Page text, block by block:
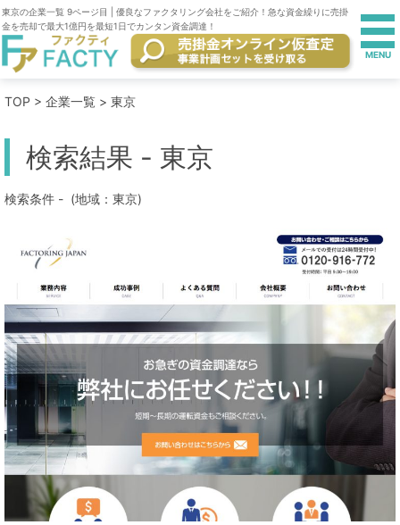
東京の企業一覧 9ページ目 | 優良なファクタリング会社をご紹介！急な資金繰りに売掛
金を売却で最大1億円を最短1日でカンタン資金調達！
TOP > 企業一覧 > 東京
検索結果 - 東京
検索条件 - (地域：東京)